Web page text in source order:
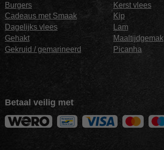
Burgers
Cadeaus met Smaak
Dagelijks vlees
Gehakt
Gekruid / gemarineerd
Kerst vlees
Kip
Lam
Maaltijdgemak
Picanha
Betaal veilig met